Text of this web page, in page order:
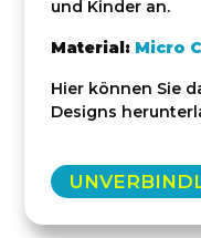
und Kinder an.
Material: Micro
Hier können Sie
Designs